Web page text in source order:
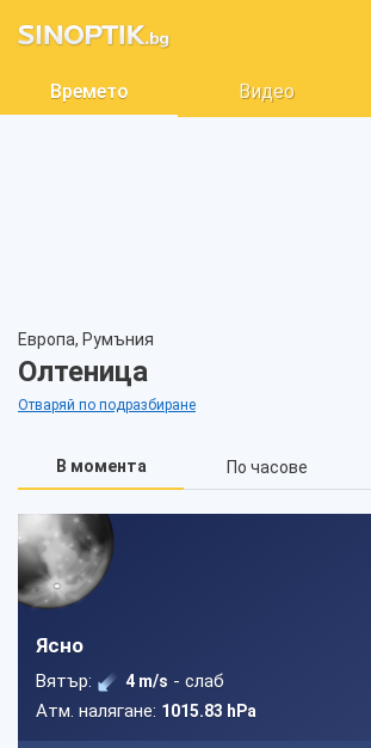
Времето Видео
Европа, Румъния
Олтеница
Отваряй по подразбиране
В момента По часове
Ясно
Вятър: 4 m/s - слаб
Атм. налягане: 1015.83 hPa